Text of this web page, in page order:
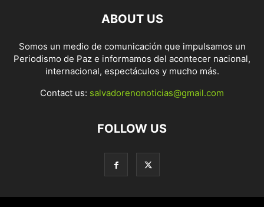
ABOUT US
Somos un medio de comunicación que impulsamos un
Periodismo de Paz e informamos del acontecer nacional,
internacional, espectáculos y mucho más.
Contact us: salvadorenonoticias@gmail.com
FOLLOW US